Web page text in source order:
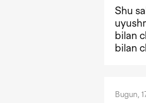
Shu
bilan
bilan
Bugun,